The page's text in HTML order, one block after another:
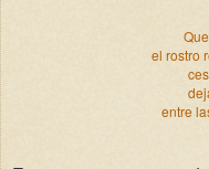
el rostro
entre